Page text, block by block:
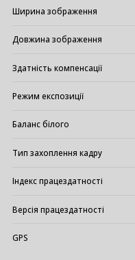
Ширина зображення
Довжина зображення
Здатність компенсації
Режим експозиції
Баланс білого
Тип захоплення кадру
Індекс працездатності
Версія працездатності
GPS